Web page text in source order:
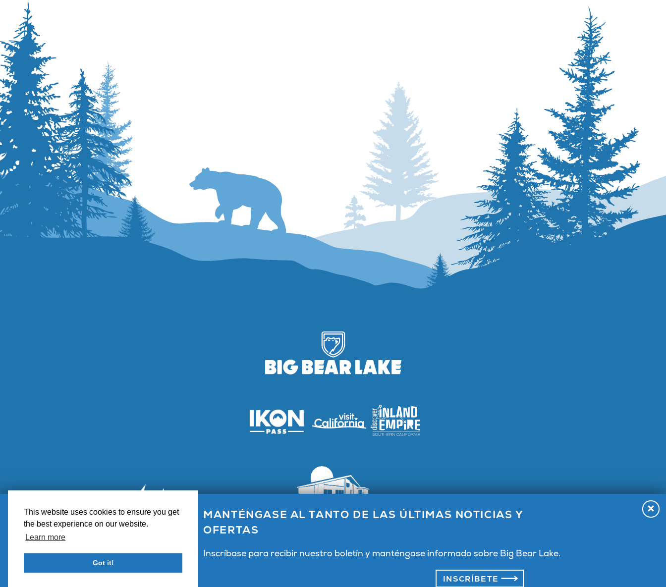
This website uses cookies to ensure you get
the best experience on our website.
Learn more
Got it!
Centro de visitantes de Big Bear Lake, 40824 Big Bear Blvd, Big Bear Lake,
MANTÉNGASE AL TANTO DE LAS ÚLTIMAS NOTICIAS Y
OFERTAS
Inscríbase para recibir nuestro boletín y manténgase informado sobre Big Bear Lake.
INSCRÍBETE